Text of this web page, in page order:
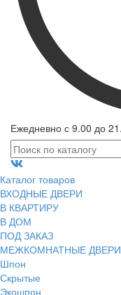
Ежедневно с 9.00 до
Каталог товаров
ВХОДНЫЕ ДВЕРИ
В КВАРТИРУ
В ДОМ
ПОД ЗАКАЗ
МЕЖКОМНАТНЫЕ ДВЕРИ
Шпон
Скрытые
Экошпон